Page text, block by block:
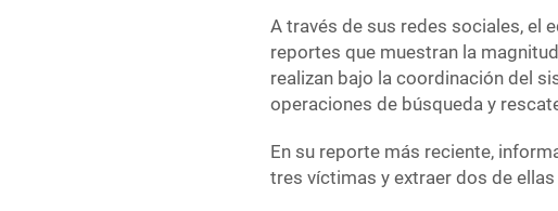
A través de sus redes sociales, el
reportes que muestran la
realizan bajo la coordinación del
operaciones de búsqueda y
En su reporte más reciente,
tres víctimas y extraer dos de